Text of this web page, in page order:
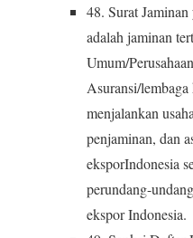
48. Surat
adalah jaminan
Umum/
Asuransi/
menjalankan
penjaminan, dan
eksporIndonesia
perundang-
ekspor Indonesia.